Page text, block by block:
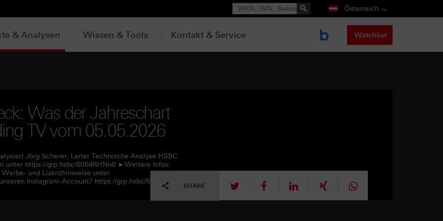
Suche Österreich
& Analysen Wissen & Tools Kontakt & Service Watchlist
Was der Jahreschart
TV vom 05.05.2026
Jörg Scherer, Leiter Technische Analyse HSBC
unter https://grp.hsbc/6054RHNn8 ►Weitere Infos:
und Lizenzhinweise unter
Instagram-Account? https://grp.hsbc/6057RHNn1
SHARE tweet mitteilen